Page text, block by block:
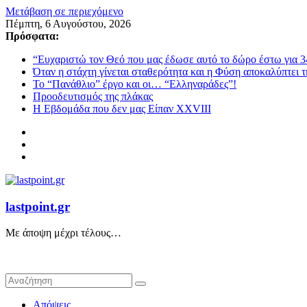
Μετάβαση σε περιεχόμενο
Πέμπτη, 6 Αυγούστου, 2026
Πρόσφατα:
“Ευχαριστώ τον Θεό που μας έδωσε αυτό το δώρο έστω για
Όταν η στάχτη γίνεται σταθερότητα και η Φύση αποκαλύπτει
Το “Πανάθλιο” έργο και οι… “Ελληναράδες”!
Προοδευτισμός της πλάκας
Η Εβδομάδα που δεν μας Είπαν XXVIII
lastpoint.gr
Με άποψη μέχρι τέλους…